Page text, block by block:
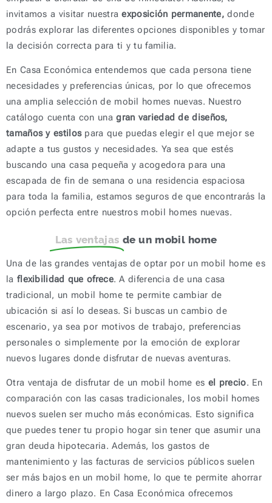
invitamos a visitar nuestraexposición permanente, donde
podrás explorar las diferentes opciones disponibles y tomar
la decisión correcta para ti y tu familia.
En Casa Económica entendemos que cada persona tiene
necesidades y preferencias únicas, por lo que ofrecemos
una amplia selección de mobil homes nuevas. Nuestro
catálogo cuenta con unagran variedad de diseños,
tamaños y estilospara que puedas elegir el que mejor se
adapte a tus gustos y necesidades. Ya sea que estés
buscando una casa pequeña y acogedora para una
escapada de fin de semana o una residencia espaciosa
para toda la familia, estamos seguros de que encontrarás la
opción perfecta entre nuestros mobil homes nuevas.
Las ventajas de un mobil home
Una de las grandes ventajas de optar por un mobil home es
la flexibilidad que ofrece. A diferencia de una casa
tradicional, un mobil home te permite cambiar de
ubicación si así lo deseas. Si buscas un cambio de
escenario, ya sea por motivos de trabajo, preferencias
personales o simplemente por la emoción de explorar
nuevos lugares donde disfrutar de nuevas aventuras.
Otra ventaja de disfrutar de un mobil home es el precio. En
comparación con las casas tradicionales, los mobil homes
nuevos suelen ser mucho más económicas. Esto significa
que puedes tener tu propio hogar sin tener que asumir una
gran deuda hipotecaria. Además, los gastos de
mantenimiento y las facturas de servicios públicos suelen
ser más bajos en un mobil home, lo que te permite ahorrar
dinero a largo plazo. En Casa Económica ofrecemos